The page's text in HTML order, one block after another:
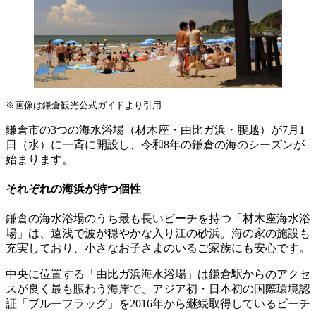
※画像は鎌倉観光公式ガイドより引用
鎌倉市の3つの海水浴場（材木座・由比ガ浜・腰越）が7月1
日（水）に一斉に開設し、令和8年の鎌倉の海のシーズンが
始まります。
それぞれの海浜が持つ個性
鎌倉の海水浴場のうち最も長いビーチを持つ「材木座海水浴
場」は、遠浅で波が穏やかな入り江の砂浜。海の家の施設も
充実しており、小さなお子さまのいるご家族にも安心です。
中央に位置する「由比ガ浜海水浴場」は鎌倉駅からのアクセ
スが良く最も賑わう海岸で、アジア初・日本初の国際環境認
証「ブルーフラッグ」を2016年から継続取得しているビーチ